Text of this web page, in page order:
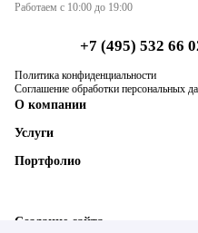
Работаем с 10:00 до 19:00
+7 (495) 532 66
Политика конфиденциальности
Соглашение обработки персональных
О компании
Услуги
Портфолио
Создание сайта